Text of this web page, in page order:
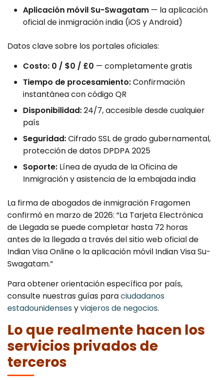
Aplicación móvil Su-Swagatam — la aplicación
oficial de inmigración india (iOS y Android)
Datos clave sobre los portales oficiales:
Costo: ₹0 / $0 / £0 — completamente gratis
Tiempo de procesamiento:Confirmación
instantánea con código QR
Disponibilidad:24/7, accesible desde cualquier
país
Seguridad:Cifrado SSL de grado gubernamental,
protección de datos DPDPA 2025
Soporte: Línea de ayuda de la Oficina de
Inmigración y asistencia de la embajada india
La firma de abogados de inmigración Fragomen
confirmó en marzo de 2026: “La Tarjeta Electrónica
de Llegada se puede completar hasta 72 horas
antes de la llegada a través del sitio web oficial de
Indian Visa Online o la aplicación móvil Indian Visa Su-
Swagatam.”
Para obtener orientación específica por país,
consulte nuestras guías paraciudadanos
estadounidensesyviajeros de negocios.
Lo que realmente hacen los
servicios privados de
terceros